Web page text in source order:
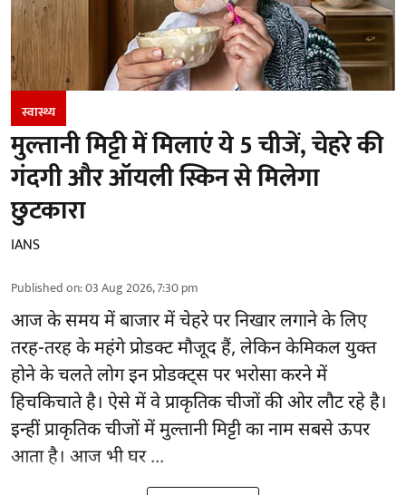
स्वास्थ्य
मुल्तानी मिट्टी में मिलाएं ये 5 चीजें, चेहरे की
गंदगी और ऑयली स्किन से मिलेगा
छुटकारा
IANS
Published on:03 Aug 2026, 7:30 pm
आज के समय में बाजार मेंचेहरे पर निखारलगाने के लिए
तरह-तरह के महंगे प्रोडक्ट मौजूद हैं, लेकिन केमिकल युक्त
होने के चलते लोग इन प्रोडक्ट्स पर भरोसा करने में
हिचकिचाते है। ऐसे में वे प्राकृतिक चीजों की ओर लौट रहे है।
इन्हीं प्राकृतिक चीजों में मुल्तानी मिट्टी का नाम सबसे ऊपर
आता है। आज भी घर ...